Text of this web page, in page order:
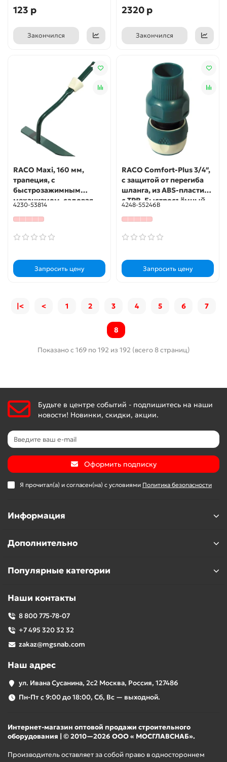
123 р
Закончился
2320 р
Закончился
RACO Maxi, 160 мм,
трапеция, с
быстрозажимным
механизмом, садовая
мотыжка (4230-53814)
4230-53814
Запросить цену
RACO Comfort-Plus 3/4″,
с защитой от перегиба
шланга, из ABS-пластика
с TPR, Быстросъёмный
соединитель (4248-
55246B)
4248-55246B
Запросить цену
|< < 1 2 3 4 5 6 7
8
Показано с 169 по 192 из 192 (всего 8 страниц)
Будьте в центре событий - подпишитесь на наши
новости! Новинки, скидки, акции.
Оформить подписку
Я прочитал(а) и согласен(на) с условиями Политика безопасности
Информация
Дополнительно
Популярные категории
Наши контакты
8 800 775-78-07
+7 495 320 32 32
zakaz@mgsnab.com
Наш адрес
ул. Ивана Сусанина, 2с2 Москва, Россия, 127486
Пн-Пт с 9:00 до 18:00, Сб, Вс — выходной.
Интернет-магазин оптовой продажи строительного
оборудования | © 2010—2026 ООО « МОСГЛАВСНАБ».
Производитель оставляет за собой право в одностороннем